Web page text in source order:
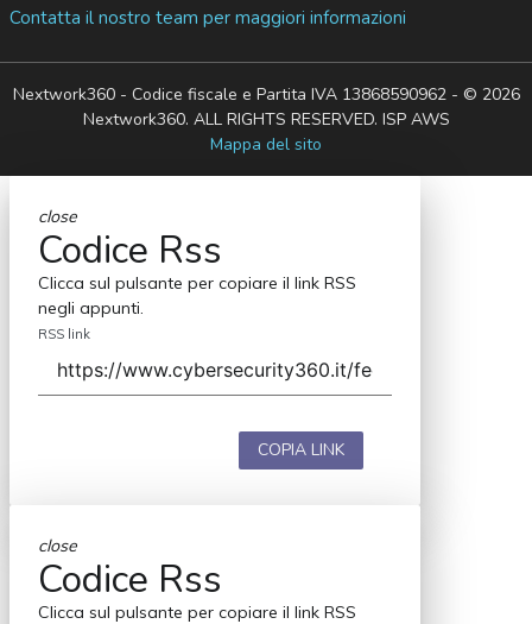
Contatta il nostro team per maggiori informazioni
Nextwork360 - Codice fiscale e Partita IVA 13868590962 - © 2026
Nextwork360. ALL RIGHTS RESERVED. ISP AWS
Mappa del sito
close
Codice Rss
Clicca sul pulsante per copiare il link RSS
negli appunti.
RSS link
COPIA LINK
close
Codice Rss
Clicca sul pulsante per copiare il link RSS